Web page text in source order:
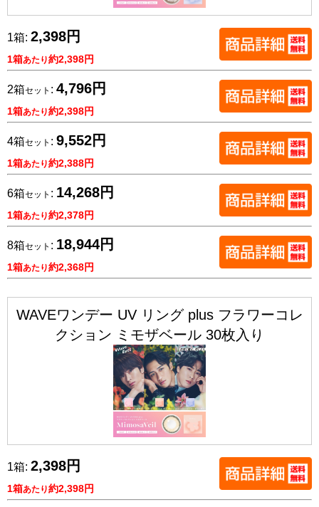
1箱: 2,398円
1箱あたり約2,398円
2箱セット : 4,796円
1箱あたり約2,398円
4箱セット : 9,552円
1箱あたり約2,388円
6箱セット : 14,268円
1箱あたり約2,378円
8箱セット : 18,944円
1箱あたり約2,368円
WAVEワンデー UV リング plus フラワーコレ
クション ミモザベール 30枚入り
1箱: 2,398円
1箱あたり約2,398円